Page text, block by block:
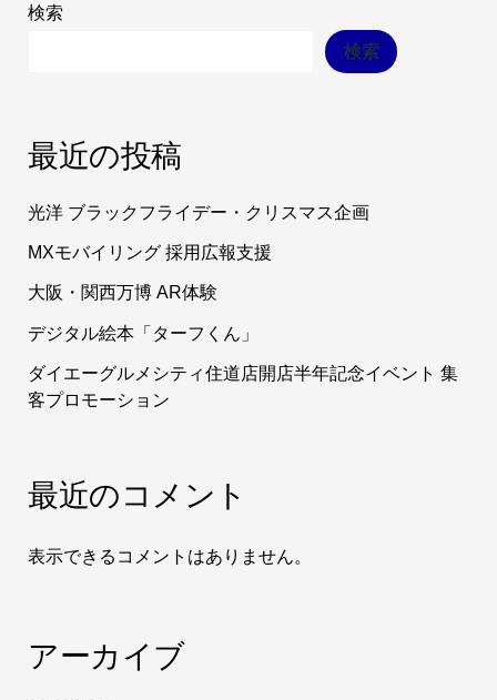
検索
検索
最近の投稿
光洋 ブラックフライデー・クリスマス企画
MXモバイリング 採用広報支援
大阪・関西万博 AR体験
デジタル絵本「ターフくん」
ダイエーグルメシティ住道店開店半年記念イベント 集
客プロモーション
最近のコメント
表示できるコメントはありません。
アーカイブ